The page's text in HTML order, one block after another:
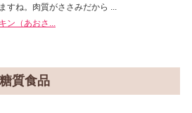
すね。肉質がささみだから ...
ン（あおさ...
質食品